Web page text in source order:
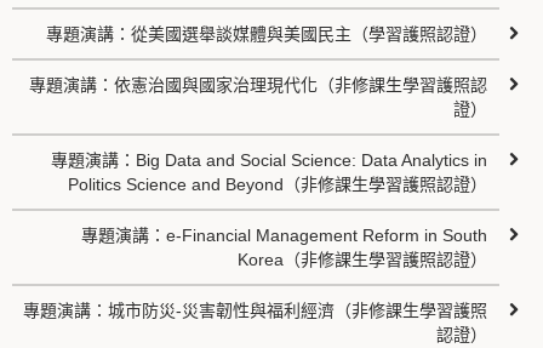
專題演講：從美國選舉談媒體與美國民主（學習護照認證）
專題演講：依憲治國與國家治理現代化（非修課生學習護照認
證）
專題演講：Big Data and Social Science: Data Analytics in
Politics Science and Beyond（非修課生學習護照認證）
專題演講：e-Financial Management Reform in South
Korea（非修課生學習護照認證）
專題演講：城市防災-災害韌性與福利經濟（非修課生學習護照
認證）